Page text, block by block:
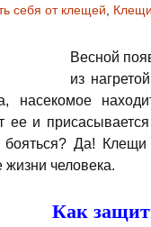
себя от клещей
Весной
из
насекомое
ее и
бояться? Да! Клещи
человека.
Как